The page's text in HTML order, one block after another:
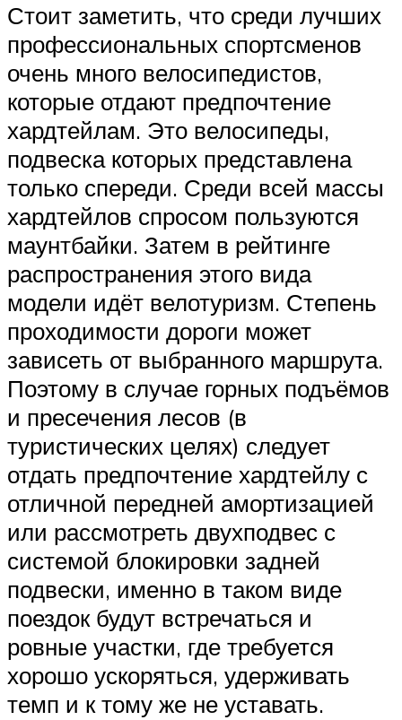
Стоит заметить, что среди лучших
профессиональных спортсменов
очень много велосипедистов,
которые отдают предпочтение
хардтейлам. Это велосипеды,
подвеска которых представлена
только спереди. Среди всей массы
хардтейлов спросом пользуются
маунтбайки. Затем в рейтинге
распространения этого вида
модели идёт велотуризм. Степень
проходимости дороги может
зависеть от выбранного маршрута.
Поэтому в случае горных подъёмов
и пресечения лесов (в
туристических целях) следует
отдать предпочтение хардтейлу с
отличной передней амортизацией
или рассмотреть двухподвес с
системой блокировки задней
подвески, именно в таком виде
поездок будут встречаться и
ровные участки, где требуется
хорошо ускоряться, удерживать
темп и к тому же не уставать.